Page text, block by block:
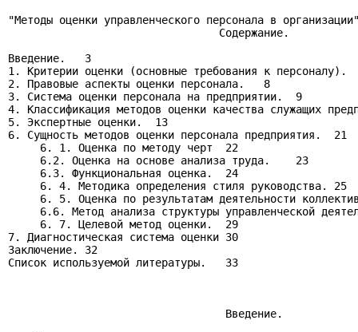
"Методы оценки управленческого персонала в
                                 Содержание.
Введение.   3
1. Критерии оценки (основные требования к
2. Правовые аспекты оценки персонала.   8
3. Система оценки персонала на предприятии.  9
4. Классификация методов оценки качества служащих
5. Экспертные оценки.  13
6. Сущность методов оценки персонала предприятия.  21
     6. 1. Оценка по методу черт  22
     6.2. Оценка на основе анализа труда.    23
     6.3. Функциональная оценка.  24
     6. 4. Методика определения стиля руководства. 25
6. 5. Оценка по результатам деятельности
6.6. Метод анализа структуры управленческой
     6. 7. Целевой метод оценки.  29
7. Диагностическая система оценки 30
Заключение. 32
Список используемой литературы.   33
                                  Введение.